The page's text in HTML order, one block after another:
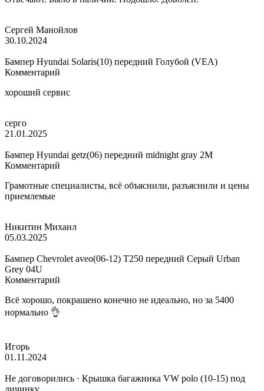
Сергей Манойлов
30.10.2024
Бампер Hyundai Solaris(10) передний Голубой (VEA)
Комментарий
хороший сервис
серго
21.01.2025
Бампер Hyundai getz(06) передний midnight gray 2M
Комментарий
Грамотные специалисты, всё объяснили, разъяснили и цены
приемлемые
Никитин Михаил
05.03.2025
Бампер Chevrolet aveo(06-12) T250 передний Серый Urban
Grey 04U
Комментарий
Всё хорошо, покрашено конечно не идеально, но за 5400
нормально 👌
Игорь
01.11.2024
Не договорились · Крышка багажника VW polo (10-15) под
личинку